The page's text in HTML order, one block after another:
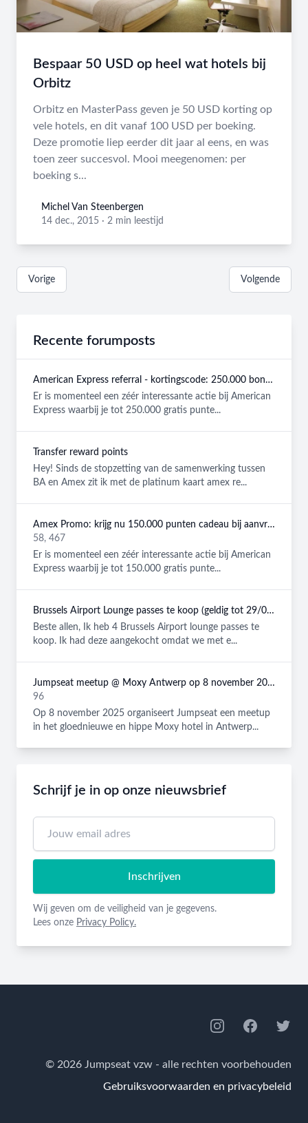
Bespaar 50 USD op heel wat hotels bij
Orbitz
Orbitz en MasterPass geven je 50 USD korting op
vele hotels, en dit vanaf 100 USD per boeking.
Deze promotie liep eerder dit jaar al eens, en was
toen zeer succesvol. Mooi meegenomen: per
boeking s...
Michel Van Steenbergen
Michel Van Steenbergen
14 dec., 2015 · 2 min leestijd
Vorige Volgende
Recente forumposts
American Express referral - kortingscode: 250.000 bonuspunten GRATIS
Er is momenteel een zéér interessante actie bij American
Express waarbij je tot 250.000 gratis punte...
Transfer reward points
Hey! Sinds de stopzetting van de samenwerking tussen
BA en Amex zit ik met de platinum kaart amex re...
Amex Promo: krijg nu 150.000 punten cadeau bij aanvraag van een American Express Platinum kaart!
58, 467
Er is momenteel een zéér interessante actie bij American
Express waarbij je tot 150.000 gratis punte...
Brussels Airport Lounge passes te koop (geldig tot 29/08/2026)
Beste allen, Ik heb 4 Brussels Airport lounge passes te
koop. Ik had deze aangekocht omdat we met e...
Jumpseat meetup @ Moxy Antwerp op 8 november 2025
96
Op 8 november 2025 organiseert Jumpseat een meetup
in het gloednieuwe en hippe Moxy hotel in Antwerp...
Schrijf je in op onze nieuwsbrief
Inschrijven
Wij geven om de veiligheid van je gegevens.
Lees onze Privacy Policy.
InstagramFacebookTwitter
© 2026 Jumpseat vzw - alle rechten voorbehouden
Gebruiksvoorwaarden en privacybeleid